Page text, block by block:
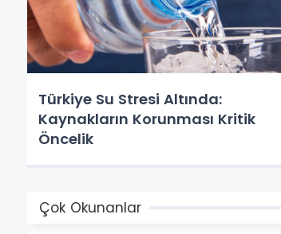
Türkiye Su Stresi Altında:
Kaynakların Korunması Kritik
Öncelik
Çok Okunanlar